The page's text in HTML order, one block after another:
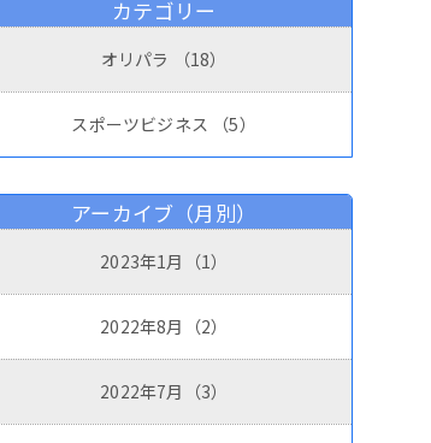
カテゴリー
オリパラ （18）
スポーツビジネス （5）
アーカイブ（月別）
2023年1月（1）
2022年8月（2）
2022年7月（3）